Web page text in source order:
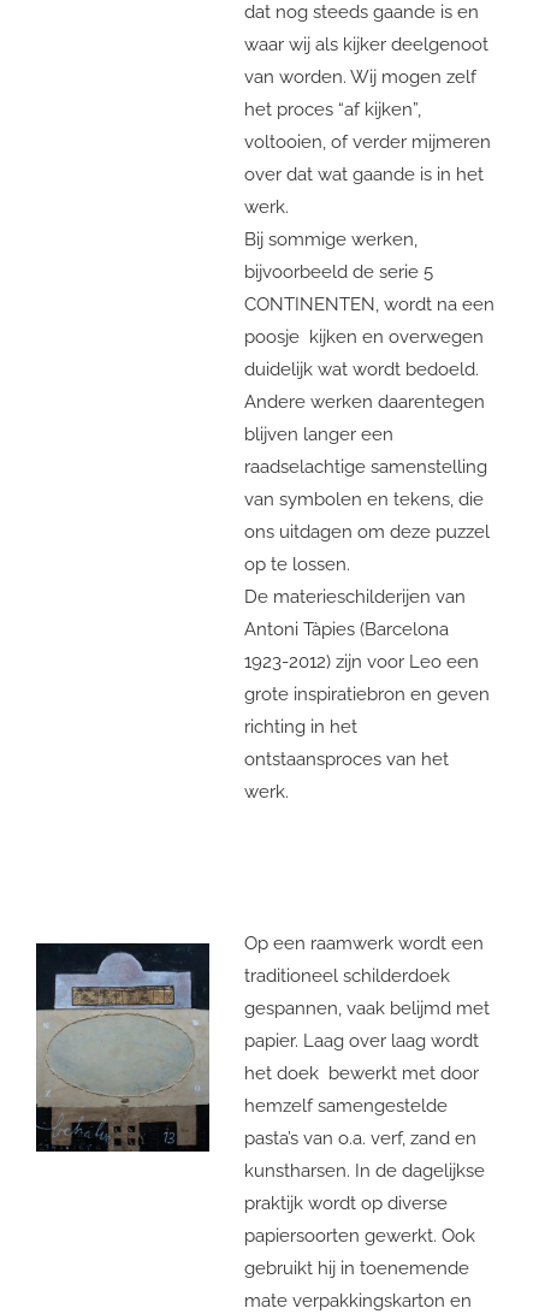
dat nog steeds gaande is en
waar wij als kijker deelgenoot
van worden. Wij mogen zelf
het proces “af kijken”,
voltooien, of verder mijmeren
over dat wat gaande is in het
werk.
Bij sommige werken,
bijvoorbeeld de serie 5
CONTINENTEN, wordt na een
poosje kijken en overwegen
duidelijk wat wordt bedoeld.
Andere werken daarentegen
blijven langer een
raadselachtige samenstelling
van symbolen en tekens, die
ons uitdagen om deze puzzel
op te lossen.
De materieschilderijen van
Antoni Tàpies (Barcelona
1923-2012) zijn voor Leo een
grote inspiratiebron en geven
richting in het
ontstaansproces van het
werk.
Op een raamwerk wordt een
traditioneel schilderdoek
gespannen, vaak belijmd met
papier. Laag over laag wordt
het doek bewerkt met door
hemzelf samengestelde
pasta’s van o.a. verf, zand en
kunstharsen. In de dagelijkse
praktijk wordt op diverse
papiersoorten gewerkt. Ook
gebruikt hij in toenemende
mate verpakkingskarton en